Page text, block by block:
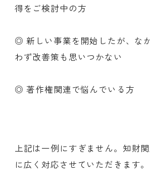
得をご検討中の方
◎ 新しい事業を開始したが、な
わず改善策も思いつかない
◎ 著作権関連で悩んでいる方
上記は一例にすぎません。知財
に広く対応させていただきます。